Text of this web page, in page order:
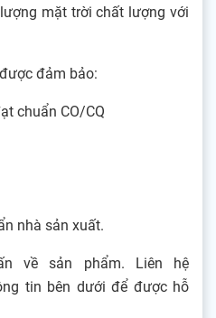
mặt trời chất lượng với
đảm bảo:
chuẩn CO/CQ
nhà sản xuất.
về sản phẩm. Liên hệ
tin bên dưới để được hỗ